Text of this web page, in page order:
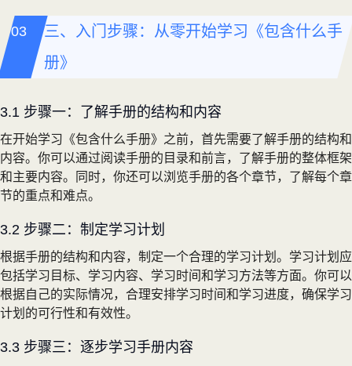
三、入门步骤：从零开始学习《包含什么手
册》
3.1 步骤一：了解手册的结构和内容
在开始学习《包含什么手册》之前，首先需要了解手册的结构和
内容。你可以通过阅读手册的目录和前言，了解手册的整体框架
和主要内容。同时，你还可以浏览手册的各个章节，了解每个章
节的重点和难点。
3.2 步骤二：制定学习计划
根据手册的结构和内容，制定一个合理的学习计划。学习计划应
包括学习目标、学习内容、学习时间和学习方法等方面。你可以
根据自己的实际情况，合理安排学习时间和学习进度，确保学习
计划的可行性和有效性。
3.3 步骤三：逐步学习手册内容